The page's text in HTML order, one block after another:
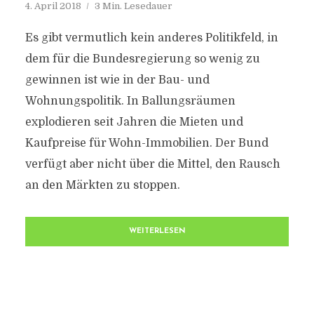
4. April 2018 3 Min. Lesedauer
Es gibt vermutlich kein anderes Politikfeld, in
dem für die Bundesregierung so wenig zu
gewinnen ist wie in der Bau- und
Wohnungspolitik. In Ballungsräumen
explodieren seit Jahren die Mieten und
Kaufpreise für Wohn-Immobilien. Der Bund
verfügt aber nicht über die Mittel, den Rausch
an den Märkten zu stoppen.
WEITERLESEN